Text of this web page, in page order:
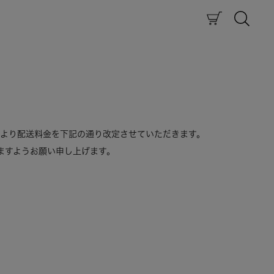
配送料金を下記の通り改定させていただきます。
ようお願い申し上げます。